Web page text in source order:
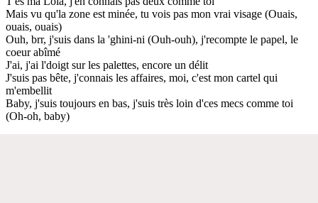
Mais vu qu'la zone est minée, tu vois pas mon vrai visage (Ouais,
ouais, ouais)
Ouh, brr, j'suis dans la 'ghini-ni (Ouh-ouh), j'recompte le papel, le
coeur abîmé
J'ai, j'ai l'doigt sur les palettes, encore un délit
J'suis pas bête, j'connais les affaires, moi, c'est mon cartel qui
m'embellit
Baby, j'suis toujours en bas, j'suis très loin d'ces mecs comme toi
(Oh-oh, baby)